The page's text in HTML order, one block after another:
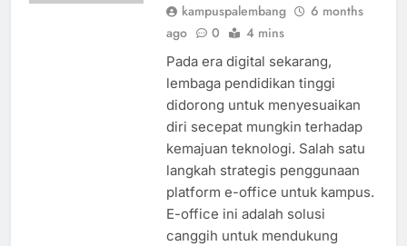
kampuspalembang
6 months
ago
0 4 mins
Pada era digital sekarang,
lembaga pendidikan tinggi
didorong untuk menyesuaikan
diri secepat mungkin terhadap
kemajuan teknologi. Salah satu
langkah strategis penggunaan
platform e-office untuk kampus.
E-office ini adalah solusi
canggih untuk mendukung